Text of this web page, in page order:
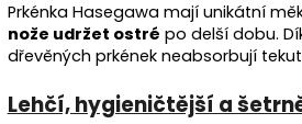
Prkénka Hasegawa mají unikátní
nože udržet ostré po delší dobu.
dřevěných prkének neabsorbují
Lehčí, hygieničtější a